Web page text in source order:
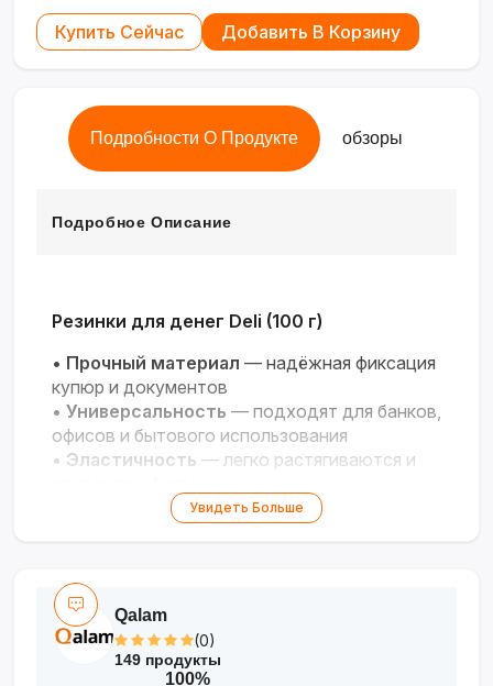
Купить Сейчас Добавить В Корзину
Подробности О Продукте обзоры
Подробное Описание
Резинки для денег Deli (100 г)
• Прочный материал — надёжная фиксация
купюр и документов
• Универсальность — подходят для банков,
офисов и бытового использования
• Эластичность — легко растягиваются и
Упаковка 100 г— удобный запас для
Увидеть Больше
Qalam
(0)
149 продукты
100%